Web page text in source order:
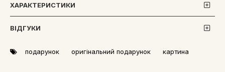
На задньому плані картини зображений величний
середньовічний замокз високими вежами та мурами. На
лицаря в сяючих
металевих обладунках
На фоні картини розміщена колекція металевих
реплікстаровинних монет. Серед них можна розрізнити
ХАРАКТЕРИСТИКИ
ВІДГУКИ
подарунок оригінальний подарунок картина